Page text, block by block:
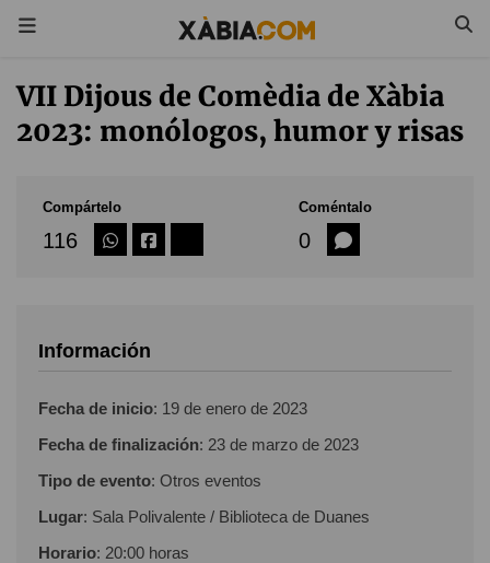
VII Dijous de Comèdia de Xàbia
2023: monólogos, humor y risas
Compártelo
116
Coméntalo
0
Información
Fecha de inicio: 19 de enero de 2023
Fecha de finalización: 23 de marzo de 2023
Tipo de evento: Otros eventos
Lugar: Sala Polivalente / Biblioteca de Duanes
Horario: 20:00 horas